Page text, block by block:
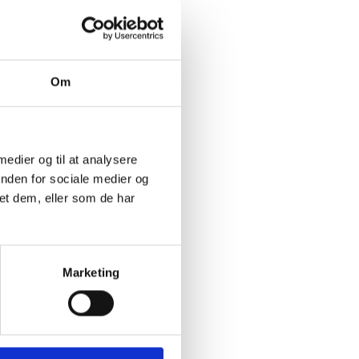
Om
og til at analysere
for sociale medier og
dem, eller som de har
Marketing
at
som